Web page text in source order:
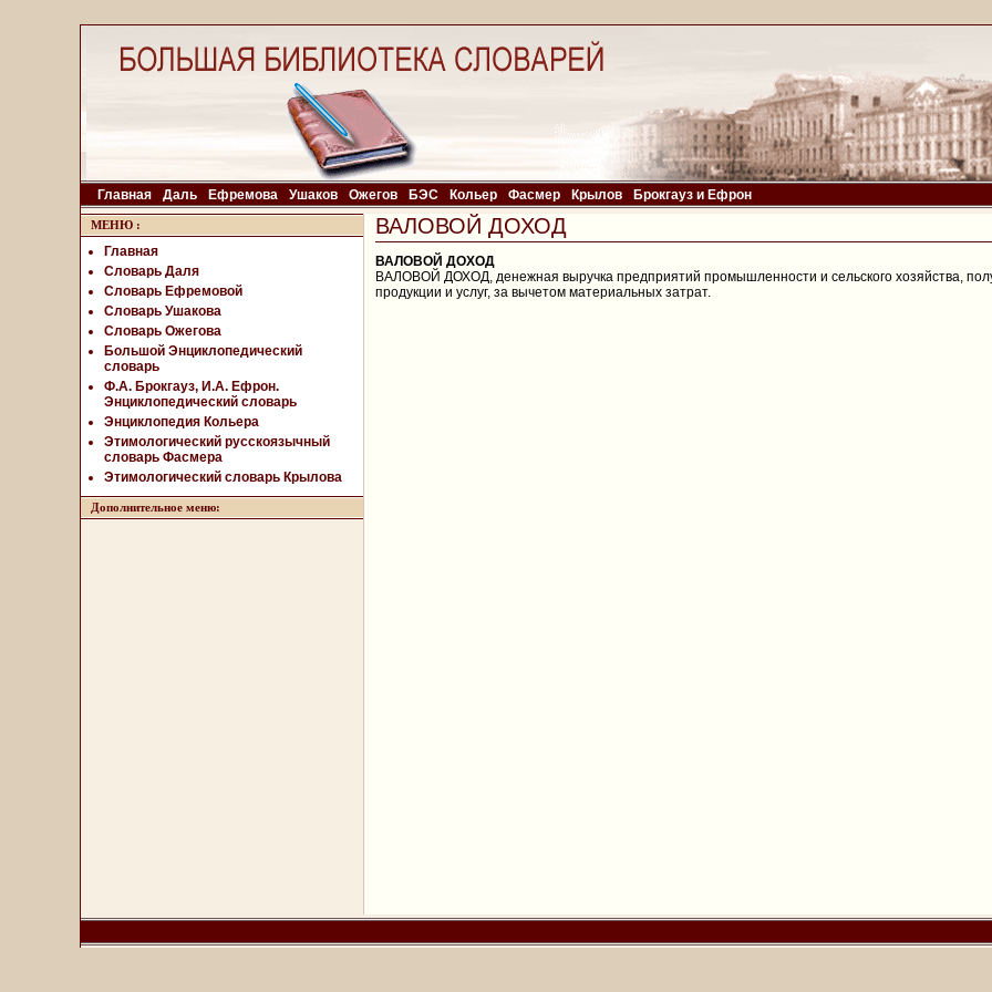
Главная Даль Ефремова Ушаков Ожегов БЭС Кольер Фасмер Крылов Брокгауз и Ефрон
МЕНЮ :
Главная
Словарь Даля
Словарь Ефремовой
Словарь Ушакова
Словарь Ожегова
Большой Энциклопедический
словарь
Ф.А. Брокгауз, И.А. Ефрон.
Энциклопедический словарь
Энциклопедия Кольера
Этимологический русскоязычный
словарь Фасмера
Этимологический словарь Крылова
Дополнительное меню:
ВАЛОВОЙ ДОХОД
ВАЛОВОЙ ДОХОД
ВАЛОВОЙ ДОХОД, денежная выручка предприятий промышленности и сельского хозяйства,
продукции и услуг, за вычетом материальных затрат.